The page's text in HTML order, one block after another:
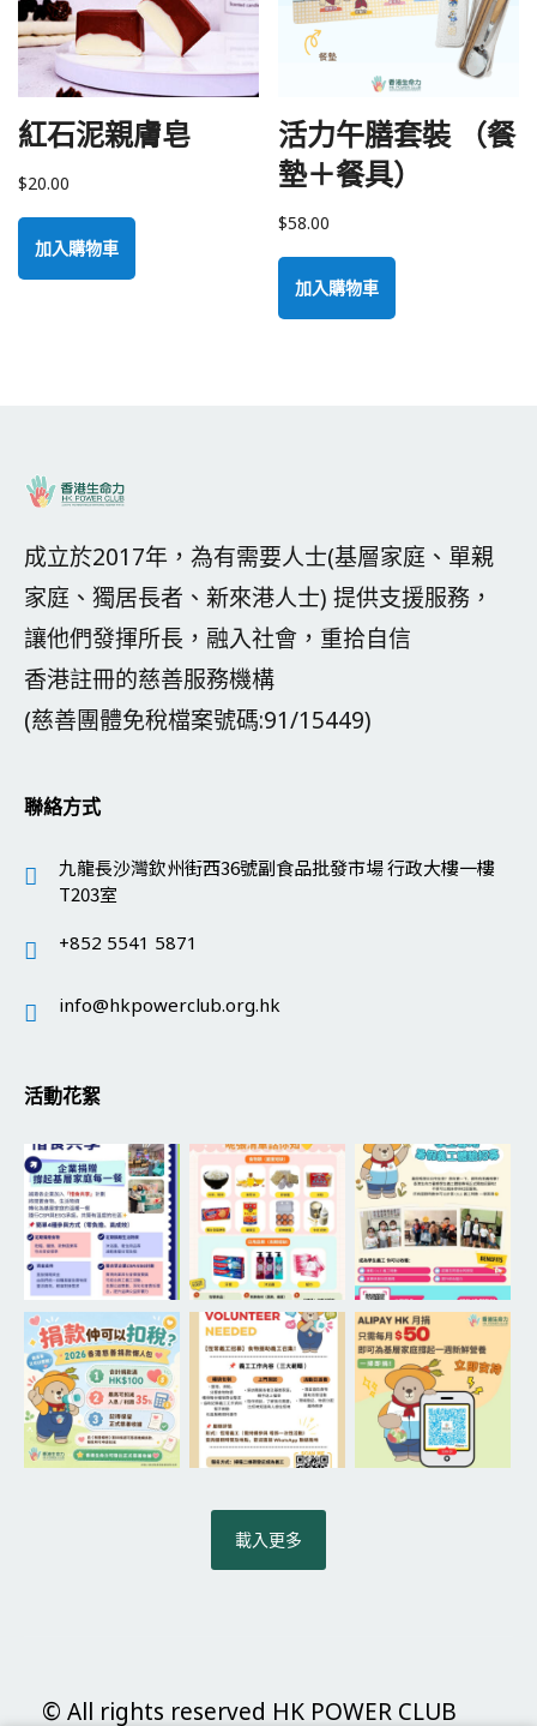
紅石泥親膚皂
$20.00
加入購物車
活力午膳套裝 （餐
墊＋餐具）
$58.00
加入購物車
成立於2017年，為有需要人士(基層家庭、單親
家庭、獨居長者、新來港人士) 提供支援服務，
讓他們發揮所長，融入社會，重拾自信
香港註冊的慈善服務機構
(慈善團體免稅檔案號碼:91/15449)
聯絡方式
九龍長沙灣欽州街西36號副食品批發市場 行政大樓一樓
T203室
+852 5541 5871
info@hkpowerclub.org.hk
活動花絮
載入更多
© All rights reserved HK POWER CLUB